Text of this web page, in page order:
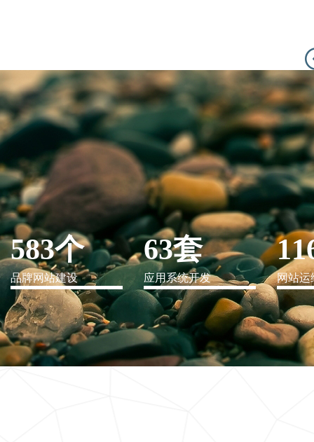
IT行业解决方案
信息爆炸时代，信息传递是否做到更新、更全、更
快
583个
品牌网站建设
63套
应用系统开发 网站运